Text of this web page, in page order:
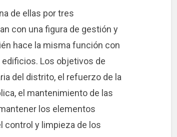
de ellas por tres
con una figura de gestión y
hace la misma función con
Los objetivos de
del distrito, el refuerzo de la
el mantenimiento de las
los elementos
control y limpieza de los